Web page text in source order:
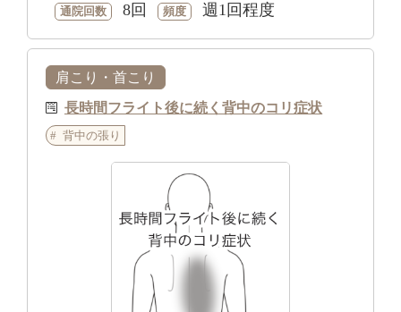
通院回数 8回 頻度 週1回程度
肩こり・首こり
長時間フライト後に続く背中のコリ症状
背中の張り